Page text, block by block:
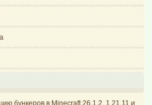
бункеров в Minecraft 26.1.2, 1.21.11 и